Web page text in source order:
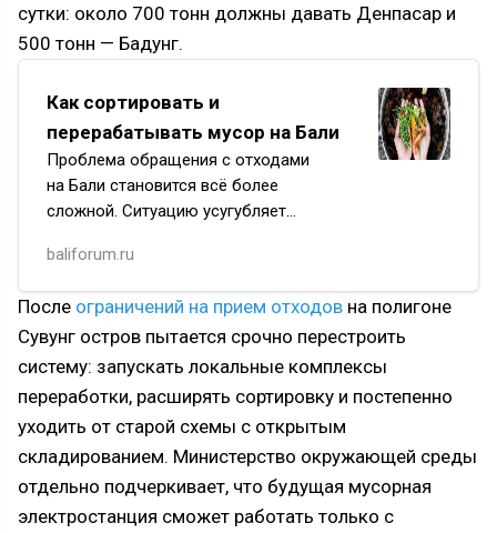
сутки: около 700 тонн должны давать Денпасар и
500 тонн — Бадунг.
Как сортировать и
перерабатывать мусор на Бали
Проблема обращения с отходами
на Бали становится всё более
сложной. Ситуацию усугубляет
отходов на полигон ТБО Сувунг
в Денпасаре с 1 апреля 2026 года.
baliforum.ru
После ограничений на прием отходов на полигоне
Сувунг остров пытается срочно перестроить
систему: запускать локальные комплексы
переработки, расширять сортировку и постепенно
уходить от старой схемы с открытым
складированием. Министерство окружающей среды
отдельно подчеркивает, что будущая мусорная
электростанция сможет работать только с